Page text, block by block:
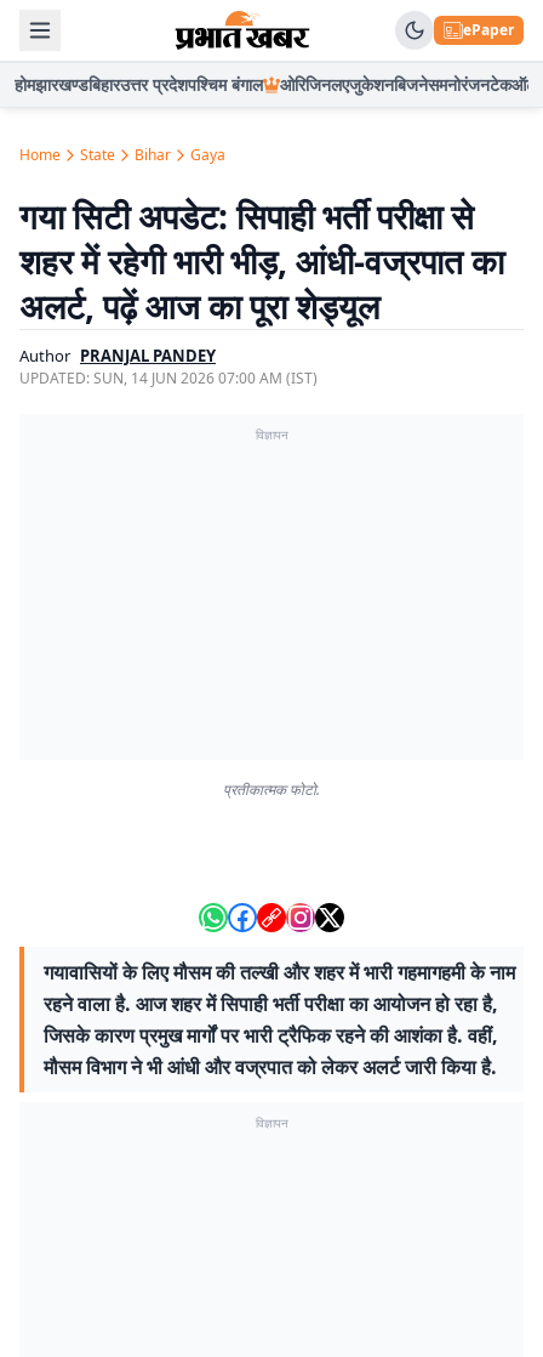
ePaper
होमझारखण्डबिहारउत्तर प्रदेशपश्चिम बंगाल ओरिजिनलएजुकेशनबिजनेसमनोरंजनटेकऑटो
Home State Bihar Gaya
गया सिटी अपडेट: सिपाही भर्ती परीक्षा से
शहर में रहेगी भारी भीड़, आंधी-वज्रपात का
अलर्ट, पढ़ें आज का पूरा शेड्यूल
Author PRANJAL PANDEY
UPDATED:SUN, 14 JUN 2026 07:00 AM (IST)
विज्ञापन
प्रतीकात्मक फोटो.
गयावासियों के लिए मौसम की तल्खी और शहर में भारी गहमागहमी के नाम
रहने वाला है. आज शहर में सिपाही भर्ती परीक्षा का आयोजन हो रहा है,
जिसके कारण प्रमुख मार्गों पर भारी ट्रैफिक रहने की आशंका है. वहीं,
मौसम विभाग ने भी आंधी और वज्रपात को लेकर अलर्ट जारी किया है.
विज्ञापन